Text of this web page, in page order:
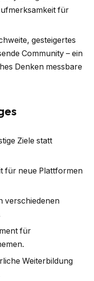
für
gesteigertes
Community – ein
Denken messbare
Ziele statt
für neue Plattformen
verschiedenen
für
Weiterbildung